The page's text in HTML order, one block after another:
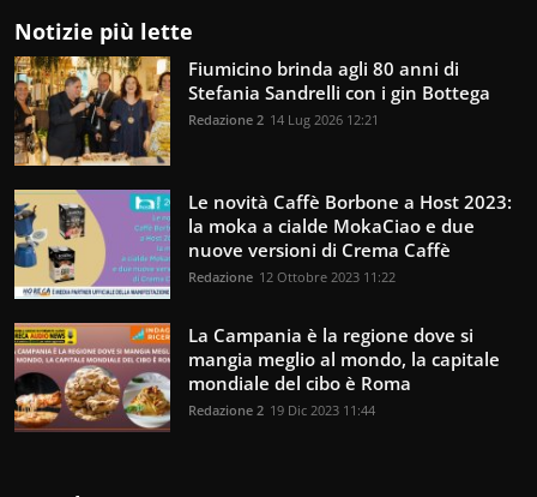
Notizie più lette
Fiumicino brinda agli 80 anni di
Stefania Sandrelli con i gin Bottega
Redazione 2 14 Lug 2026 12:21
Le novità Caffè Borbone a Host 2023:
la moka a cialde MokaCiao e due
nuove versioni di Crema Caffè
Redazione 12 Ottobre 2023 11:22
La Campania è la regione dove si
mangia meglio al mondo, la capitale
mondiale del cibo è Roma
Redazione 2 19 Dic 2023 11:44